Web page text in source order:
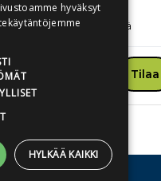
kirja
1-3 arkipäivää
nyt
€ Tilaa
loppu
hyväksyt
HYLKÄÄ KAIKKI